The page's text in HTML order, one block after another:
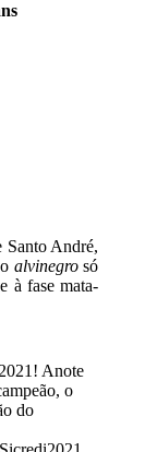
Santo André,
alvinegrosó
à fase mata-
Anote
o
do